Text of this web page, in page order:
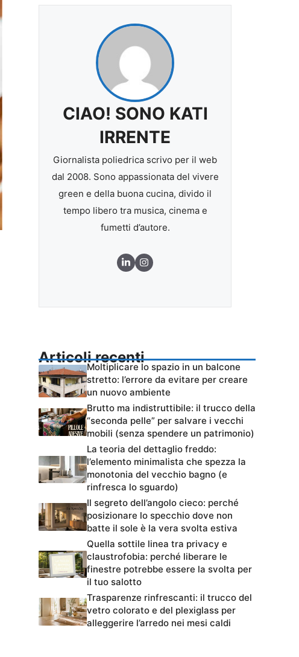
CIAO! SONO KATI
IRRENTE
Giornalista poliedrica scrivo per il web
dal 2008. Sono appassionata del vivere
green e della buona cucina, divido il
tempo libero tra musica, cinema e
fumetti d’autore.
Articoli recenti
Moltiplicare lo spazio in un balcone
stretto: l’errore da evitare per creare
un nuovo ambiente
Brutto ma indistruttibile: il trucco della
“seconda pelle” per salvare i vecchi
mobili (senza spendere un patrimonio)
La teoria del dettaglio freddo:
l’elemento minimalista che spezza la
monotonia del vecchio bagno (e
rinfresca lo sguardo)
Il segreto dell’angolo cieco: perché
posizionare lo specchio dove non
batte il sole è la vera svolta estiva
Quella sottile linea tra privacy e
claustrofobia: perché liberare le
finestre potrebbe essere la svolta per
il tuo salotto
Trasparenze rinfrescanti: il trucco del
vetro colorato e del plexiglass per
alleggerire l’arredo nei mesi caldi